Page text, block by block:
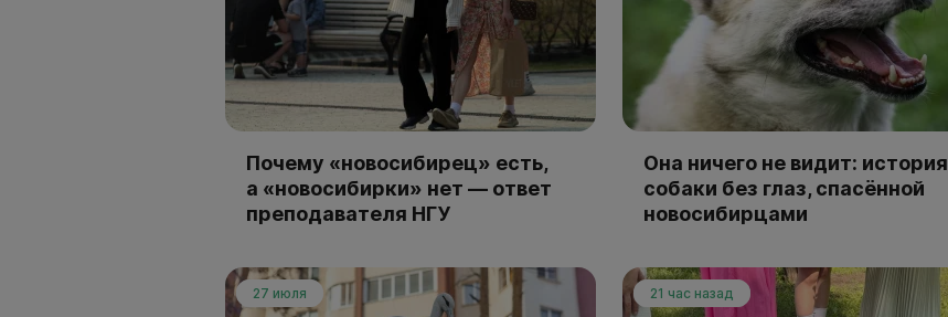
Почему «новосибирец» есть,
а «новосибирки» нет — ответ
преподавателя НГУ
Она ничего не видит: история
собаки без глаз, спасённой
новосибирцами
27 июля 21 час назад